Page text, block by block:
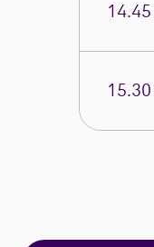
14.45
15.30